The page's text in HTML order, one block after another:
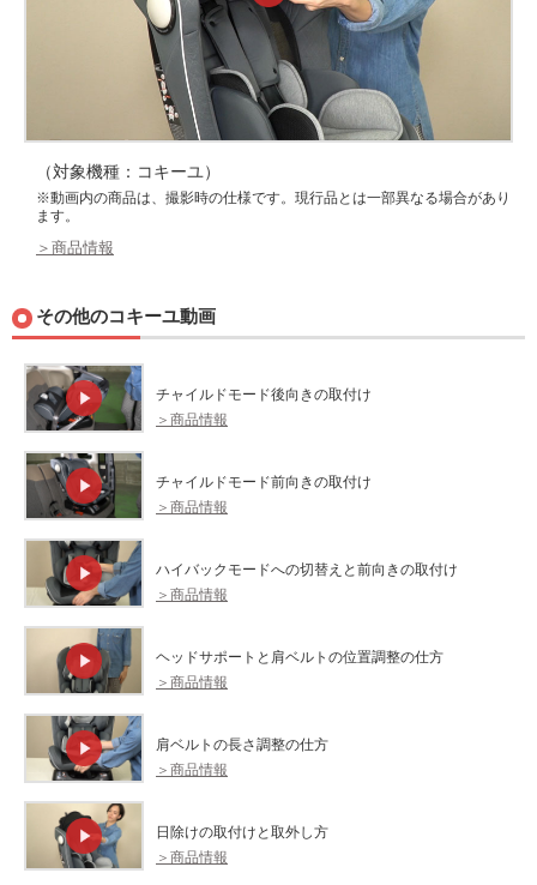
（対象機種：コキーユ）
※動画内の商品は、撮影時の仕様です。現行品とは一部異なる場合があり
ます。
＞商品情報
その他のコキーユ動画
チャイルドモード後向きの取付け
＞商品情報
チャイルドモード前向きの取付け
＞商品情報
ハイバックモードへの切替えと前向きの取付け
＞商品情報
ヘッドサポートと肩ベルトの位置調整の仕方
＞商品情報
肩ベルトの長さ調整の仕方
＞商品情報
日除けの取付けと取外し方
＞商品情報